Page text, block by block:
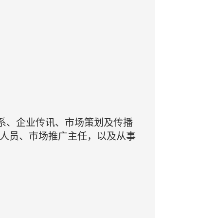
、企业传讯、市场策划及传播
员、巿场推广主任，以及从事